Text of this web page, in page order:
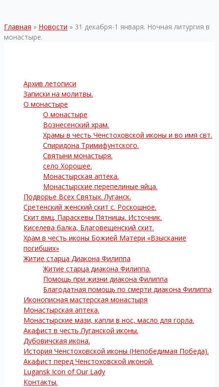
Главная » Новости » 31 декабря-1 января. Ночная литургия в
монастыре.
Архив летописи
Записки на молитвы.
О монастыре
О монастыре
Вознесенский храм.
Храмы в честь Ченстоховской иконы и во имя свт.
Спиридона Тримифунтского.
Святыни монастыря.
село Хорошее.
Монастырская аптека.
Монастырские перепелиные яйца.
Подворье Всех Святых. Луганск.
Сретенский женский скит с. Роскошное.
Скит вмц. Параскевы Пятницы. Источник.
Киселева балка, Благовещенский скит.
Храм в честь иконы Божией Матери «Взыскание
погибших»
Житие старца Диакона Филиппа
Житие старца диакона Филиппа.
Помощь при жизни диакона Филиппа
Благодатная помощь по смерти диакона Филиппа
Иконописная мастерская монастыря
Монастырская аптека.
Монастырские мази, капли в нос, масло для горла.
Акафист в честь Луганской иконы.
Дубовичская икона.
История Ченстоховской иконы (Непобедимая Победа).
Акафист перед Ченстоховской иконой.
Lugansk Icon of Our Lady
Контакты.